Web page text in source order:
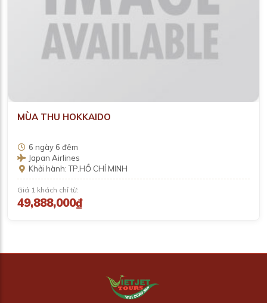
MÙA THU HOKKAIDO
6 ngày 6 đêm
Japan Airlines
Khởi hành: TP.HỒ CHÍ MINH
Giá 1 khách chỉ từ:
49,888,000₫